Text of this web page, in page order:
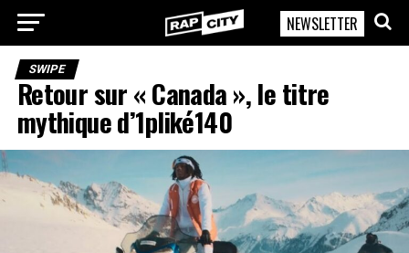
RapCity
NEWSLETTER
SWIPE
Retour sur « Canada », le titre
mythique d’1pliké140